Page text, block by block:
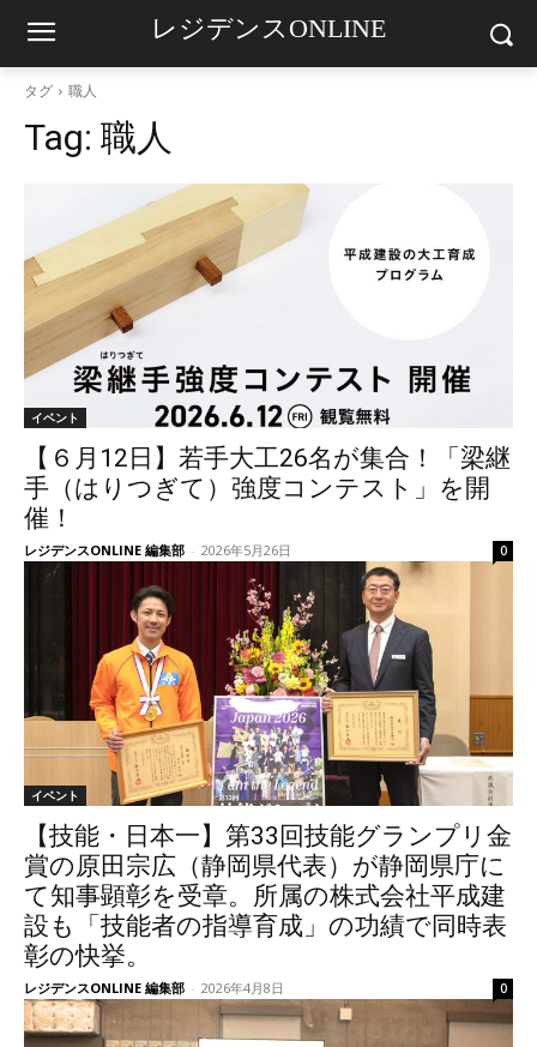
レジデンスONLINE
タグ 職人
Tag: 職人
イベント
【６月12日】若手大工26名が集合！「梁継
手（はりつぎて）強度コンテスト」を開
催！
レジデンスONLINE 編集部 - 2026年5月26日 0
イベント
【技能・日本一】第33回技能グランプリ金
賞の原田宗広（静岡県代表）が静岡県庁に
て知事顕彰を受章。所属の株式会社平成建
設も「技能者の指導育成」の功績で同時表
彰の快挙。
レジデンスONLINE 編集部 - 2026年4月8日 0